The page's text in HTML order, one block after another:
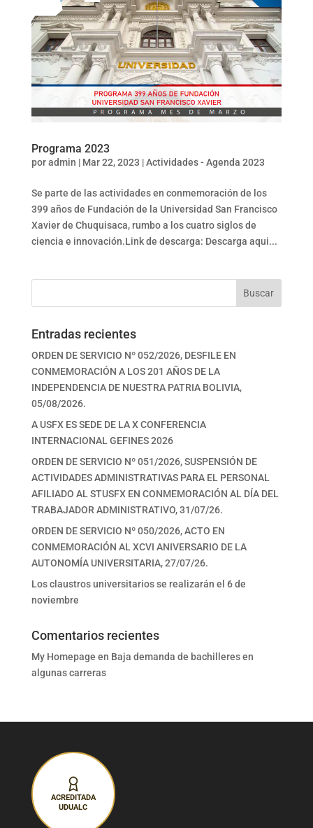
Programa 2023
poradmin | Mar 22, 2023 |Actividades - Agenda 2023
Se parte de las actividades en conmemoración de los
399 años de Fundación de la Universidad San Francisco
Xavier de Chuquisaca, rumbo a los cuatro siglos de
ciencia e innovación.Link de descarga: Descarga aqui...
Buscar
Entradas recientes
ORDEN DE SERVICIO Nº 052/2026, DESFILE EN
CONMEMORACIÓN A LOS 201 AÑOS DE LA
INDEPENDENCIA DE NUESTRA PATRIA BOLIVIA,
05/08/2026.
A USFX ES SEDE DE LA X CONFERENCIA
INTERNACIONAL GEFINES 2026
ORDEN DE SERVICIO Nº 051/2026, SUSPENSIÓN DE
ACTIVIDADES ADMINISTRATIVAS PARA EL PERSONAL
AFILIADO AL STUSFX EN CONMEMORACIÓN AL DÍA DEL
TRABAJADOR ADMINISTRATIVO, 31/07/26.
ORDEN DE SERVICIO Nº 050/2026, ACTO EN
CONMEMORACIÓN AL XCVI ANIVERSARIO DE LA
AUTONOMÍA UNIVERSITARIA, 27/07/26.
Los claustros universitarios se realizarán el 6 de
noviembre
Comentarios recientes
My Homepage en Baja demanda de bachilleres en
algunas carreras
ACREDITADA
UDUALC